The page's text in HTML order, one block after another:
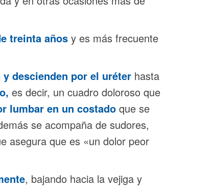
treinta añosy es más frecuente
descienden por el uréterhasta
es decir, un cuadro doloroso que
lumbar en un costadoque se
se acompaña de sudores,
asegura que es «un dolor peor
, bajando hacia la vejiga y